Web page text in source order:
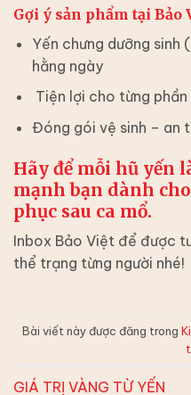
Gợi ý sản phẩm tại Bảo
Yến chưng dưỡng
hằng ngày
Tiện lợi cho từng phần
Đóng gói vệ sinh – an
Hãy để mỗi hũ yến
mạnh bạn dành
phục sau ca mổ.
Inbox Bảo Việt để được
thể trạng từng người nhé!
Bài viết này được đăng trong
GIÁ TRỊ VÀNG TỪ YẾN